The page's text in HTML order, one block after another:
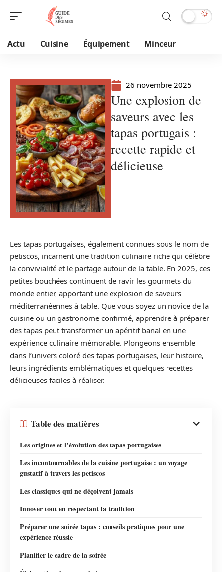
Actu Cuisine Équipement Minceur
26 novembre 2025
Une explosion de
saveurs avec les
tapas portugais :
recette rapide et
délicieuse
Les tapas portugaises, également connues sous le nom de
petiscos, incarnent une tradition culinaire riche qui célèbre
la convivialité et le partage autour de la table. En 2025, ces
petites bouchées continuent de ravir les gourmets du
monde entier, apportant une explosion de saveurs
méditerranéennes à table. Que vous soyez un novice de la
cuisine ou un gastronome confirmé, apprendre à préparer
des tapas peut transformer un apéritif banal en une
expérience culinaire mémorable. Plongeons ensemble
dans l’univers coloré des tapas portugaises, leur histoire,
leurs ingrédients emblématiques et quelques recettes
délicieuses faciles à réaliser.
Table des matières
Les origines et l’évolution des tapas portugaises
Les incontournables de la cuisine portugaise : un voyage
gustatif à travers les petiscos
Les classiques qui ne déçoivent jamais
Innover tout en respectant la tradition
Préparer une soirée tapas : conseils pratiques pour une
expérience réussie
Planifier le cadre de la soirée